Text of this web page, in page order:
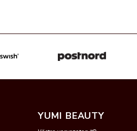
YUMI BEAUTY